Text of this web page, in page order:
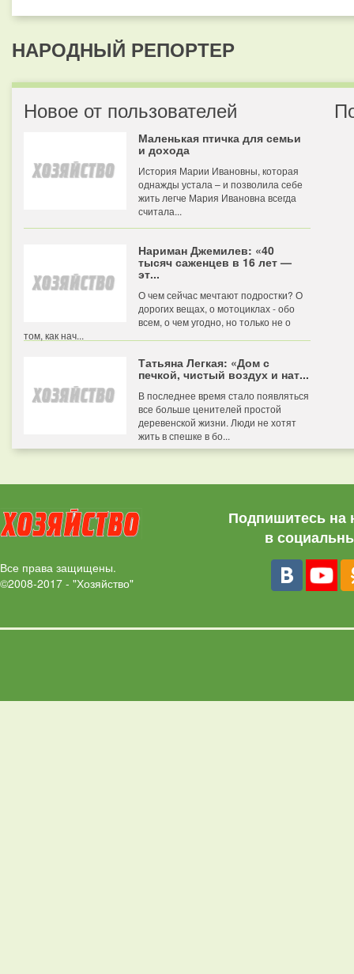
НАРОДНЫЙ РЕПОРТЕР
Новое от пользователей
Маленькая птичка для семьи
и дохода
История Марии Ивановны, которая
однажды устала – и позволила себе
жить легче Мария Ивановна всегда
считала...
Нариман Джемилев: «40
тысяч саженцев в 16 лет —
эт...
О чем сейчас мечтают подростки? О
дорогих вещах, о мотоциклах - обо
всем, о чем угодно, но только не о
том, как нач...
Татьяна Легкая: «Дом с
печкой, чистый воздух и нат...
В последнее время стало появляться
все больше ценителей простой
деревенской жизни. Люди не хотят
жить в спешке в бо...
Все права защищены.
©2008-2017 - "Хозяйство"
Подпишитесь на
в